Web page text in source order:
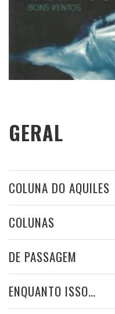
GERAL
COLUNA DO AQUILES
COLUNAS
DE PASSAGEM
ENQUANTO ISSO…